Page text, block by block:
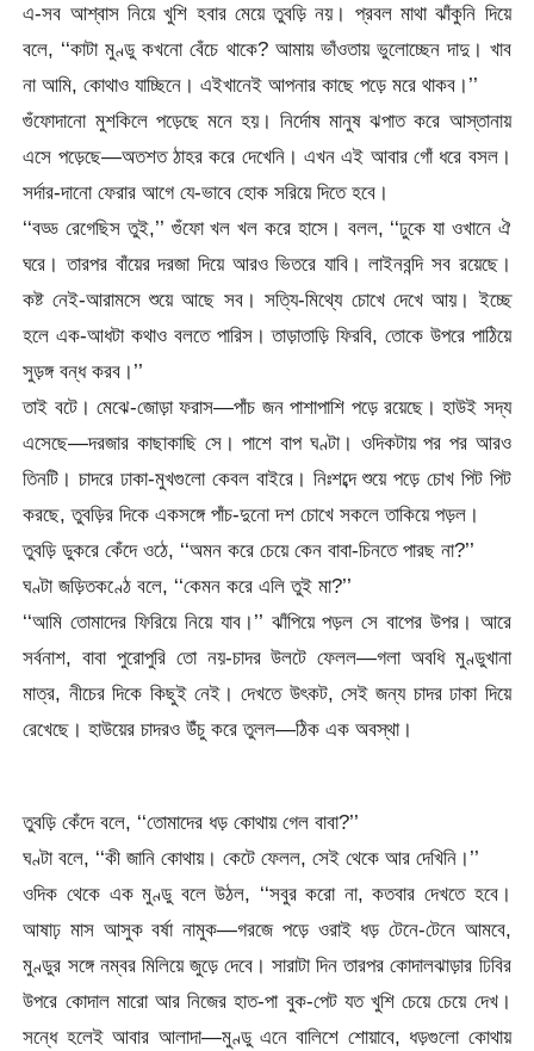
এ-সব আশ্বাস নিয়ে খুশি হবার মেয়ে তুবড়ি নয়। প্রবল মাথা ঝাঁকুনি দিয়ে
বলে, ‘‘কাটা মুণ্ডু কখনো বেঁচে থাকে? আমায় ভাঁওতায় ভুলোচ্ছেন দাদু। খাব
না আমি, কোথাও যাচ্ছিনে। এইখানেই আপনার কাছে পড়ে মরে থাকব।’’
গুঁফোদানো মুশকিলে পড়েছে মনে হয়। নির্দোষ মানুষ ঝপাত করে আস্তানায়
এসে পড়েছে—অতশত ঠাহর করে দেখেনি। এখন এই আবার গোঁ ধরে বসল।
সর্দার-দানো ফেরার আগে যে-ভাবে হোক সরিয়ে দিতে হবে।
‘‘বড্ড রেগেছিস তুই,’’ গুঁফো খল খল করে হাসে। বলল, ‘‘ঢুকে যা ওখানে ঐ
ঘরে। তারপর বাঁয়ের দরজা দিয়ে আরও ভিতরে যাবি। লাইনবন্দি সব রয়েছে।
কষ্ট নেই-আরামসে শুয়ে আছে সব। সত্যি-মিথ্যে চোখে দেখে আয়। ইচ্ছে
হলে এক-আধটা কথাও বলতে পারিস। তাড়াতাড়ি ফিরবি, তোকে উপরে পাঠিয়ে
সুড়ঙ্গ বন্ধ করব।’’
তাই বটে। মেঝে-জোড়া ফরাস—পাঁচ জন পাশাপাশি পড়ে রয়েছে। হাউই সদ্য
এসেছে—দরজার কাছাকাছি সে। পাশে বাপ ঘণ্টা। ওদিকটায় পর পর আরও
তিনটি। চাদরে ঢাকা-মুখগুলো কেবল বাইরে। নিঃশব্দে শুয়ে পড়ে চোখ পিট পিট
করছে, তুবড়ির দিকে একসঙ্গে পাঁচ-দুনো দশ চোখে সকলে তাকিয়ে পড়ল।
তুবড়ি ডুকরে কেঁদে ওঠে, ‘‘অমন করে চেয়ে কেন বাবা-চিনতে পারছ না?’’
ঘণ্টা জড়িতকণ্ঠে বলে, ‘‘কেমন করে এলি তুই মা?’’
‘‘আমি তোমাদের ফিরিয়ে নিয়ে যাব।’’ ঝাঁপিয়ে পড়ল সে বাপের উপর। আরে
সর্বনাশ, বাবা পুরোপুরি তো নয়-চাদর উলটে ফেলল—গলা অবধি মুণ্ডুখানা
মাত্র, নীচের দিকে কিছুই নেই। দেখতে উৎকট, সেই জন্য চাদর ঢাকা দিয়ে
রেখেছে। হাউয়ের চাদরও উঁচু করে তুলল—ঠিক এক অবস্থা।
তুবড়ি কেঁদে বলে, ‘‘তোমাদের ধড় কোথায় গেল বাবা?’’
ঘণ্টা বলে, ‘‘কী জানি কোথায়। কেটে ফেলল, সেই থেকে আর দেখিনি।’’
ওদিক থেকে এক মুণ্ডু বলে উঠল, ‘‘সবুর করো না, কতবার দেখতে হবে।
আষাঢ় মাস আসুক বর্ষা নামুক—গরজে পড়ে ওরাই ধড় টেনে-টেনে আমবে,
মুণ্ডুর সঙ্গে নম্বর মিলিয়ে জুড়ে দেবে। সারাটা দিন তারপর কোদালঝাড়ার ঢিবির
উপরে কোদাল মারো আর নিজের হাত-পা বুক-পেট যত খুশি চেয়ে চেয়ে দেখ।
সন্ধে হলেই আবার আলাদা—মুণ্ডু এনে বালিশে শোয়াবে, ধড়গুলো কোথায়